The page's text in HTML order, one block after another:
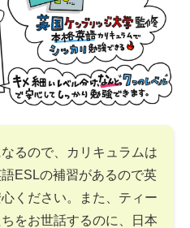
るので、カリキュラムは
ESLの補習があるので英
ください。また、ティー
をお世話するのに、日本